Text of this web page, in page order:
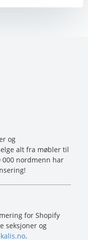
og
alt fra møbler til
000 nordmenn har
for Shopify
seksjoner og
kalis.no.